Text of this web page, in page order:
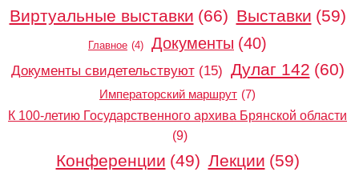
Виртуальные выставки (66) Выставки (59)
Главное (4) Документы (40)
Документы свидетельствуют (15) Дулаг 142 (60)
Императорский маршрут (7)
К 100-летию Государственного архива Брянской области
(9)
Конференции (49) Лекции (59)